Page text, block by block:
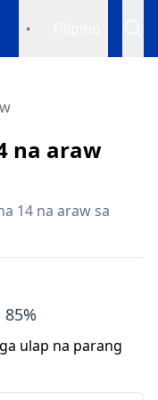
na araw
14 na araw sa
85%
ulap na parang